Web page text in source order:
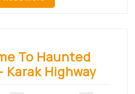
To Haunted
Karak Highway